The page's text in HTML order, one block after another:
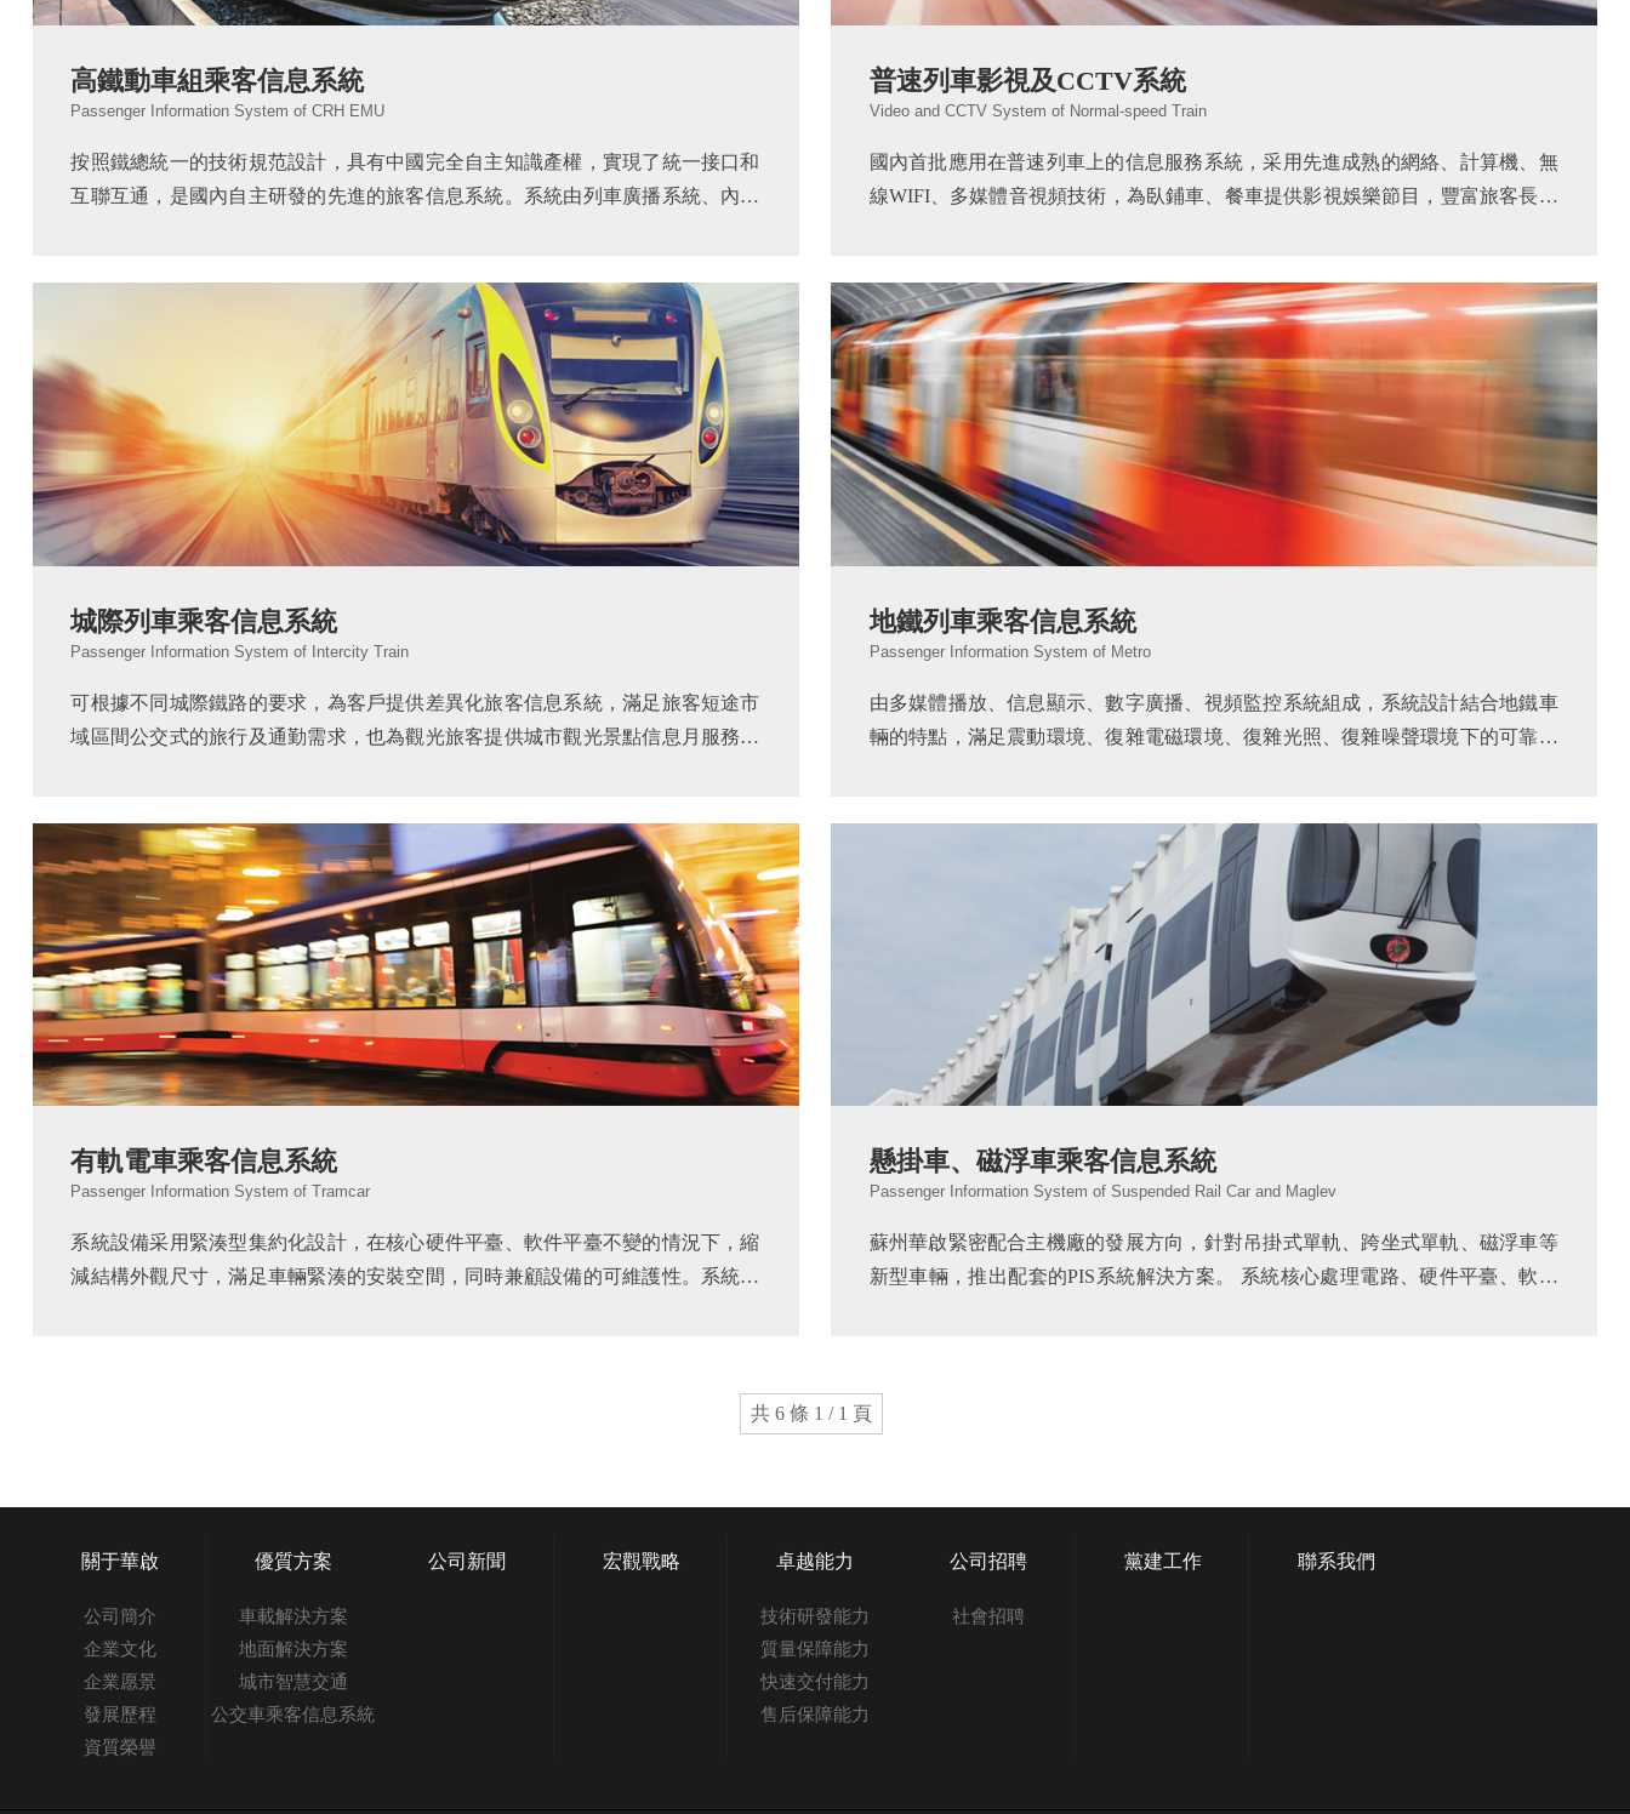
高鐵動車組乘客信息系統
Passenger Information System of CRH EMU
按照鐵總統一的技術規范設計，具有中國完全自主知識產權，實現了統一接口和
互聯互通，是國內自主研發的先進的旅客信息系統。系統由列車廣播系統、內部
普速列車影視及CCTV系統
Video and CCTV System of Normal-speed Train
國內首批應用在普速列車上的信息服務系統，采用先進成熟的網絡、計算機、無
線WIFI、多媒體音視頻技術，為臥鋪車、餐車提供影視娛樂節目，豐富旅客長途
城際列車乘客信息系統
Passenger Information System of Intercity Train
可根據不同城際鐵路的要求，為客戶提供差異化旅客信息系統，滿足旅客短途市
域區間公交式的旅行及通勤需求，也為觀光旅客提供城市觀光景點信息月服務。
地鐵列車乘客信息系統
Passenger Information System of Metro
由多媒體播放、信息顯示、數字廣播、視頻監控系統組成，系統設計結合地鐵車
輛的特點，滿足震動環境、復雜電磁環境、復雜光照、復雜噪聲環境下的可靠運
有軌電車乘客信息系統
Passenger Information System of Tramcar
系統設備采用緊湊型集約化設計，在核心硬件平臺、軟件平臺不變的情況下，縮
減結構外觀尺寸，滿足車輛緊湊的安裝空間，同時兼顧設備的可維護性。系統采
懸掛車、磁浮車乘客信息系統
Passenger Information System of Suspended Rail Car and Maglev
蘇州華啟緊密配合主機廠的發展方向，針對吊掛式單軌、跨坐式單軌、磁浮車等
新型車輛，推出配套的PIS系統解決方案。 系統核心處理電路、硬件平臺、軟件
共 6 條 1 / 1 頁
關于華啟
公司簡介
企業文化
企業愿景
發展歷程
資質榮譽
優質方案
車載解決方案
地面解決方案
城市智慧交通
公交車乘客信息系統
公司新聞 宏觀戰略 卓越能力
技術研發能力
質量保障能力
快速交付能力
售后保障能力
公司招聘
社會招聘
黨建工作 聯系我們